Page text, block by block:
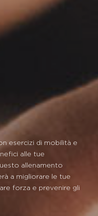
esercizi di mobilità e
alle tue
allenamento
a migliorare le tue
forza e prevenire gli